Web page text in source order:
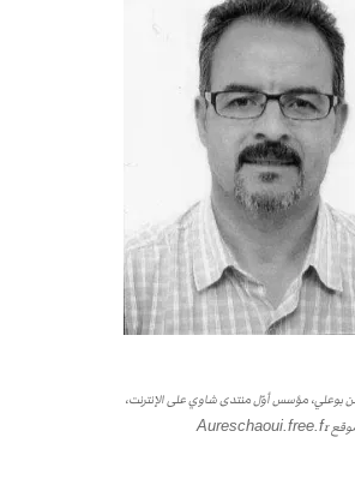
بوعلي، مؤسس أوّل منتدى شاوي على الإنترنت،
Aureschaoui.free.fr